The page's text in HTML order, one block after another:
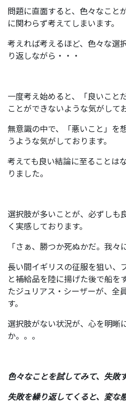
問題に直面すると、色々なこと
に関わらず考えてしまいます。
考えれば考えるほど、色々な選
り返しながら・・・
一度考え始めると、「良いこと
ことができないような気がして
無意識の中で、「悪いこと」を
うような気がしております。
考えても良い結論に至ることは
りました。
選択肢が多いことが、必ずしも
く実感しております。
「さぁ、勝つか死ぬかだ。我々
長い間イギリスの征服を狙い、
と補給品を陸に揚げた後で船を
たジュリアス・シーザーが、全
す。
選択肢がない状況が、心を明晰
か。。。
色々なことを試してみて、失敗
失敗を繰り返してくると、変な